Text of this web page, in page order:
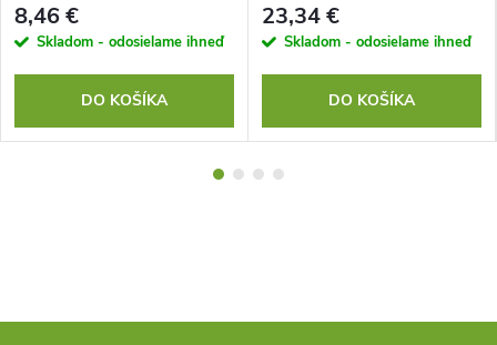
8,46 €
Skladom - odosielame ihneď
DO KOŠÍKA
23,34 €
Skladom - odosielame ihneď
DO KOŠÍKA